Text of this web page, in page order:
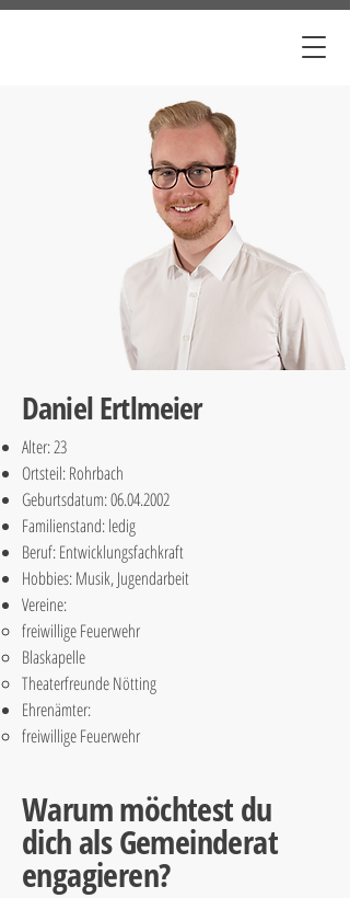
Daniel Ertlmeier
Alter: 23
Ortsteil: Rohrbach
Geburtsdatum:06.04.2002
Familienstand: ledig
Beruf: Entwicklungsfachkraft
Hobbies: Musik, Jugendarbeit
Vereine:
freiwillige Feuerwehr
Blaskapelle
Theaterfreunde Nötting
Ehrenämter:
freiwillige Feuerwehr
Warum möchtest du
dich als Gemeinderat
engagieren?